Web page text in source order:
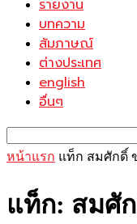
รายงาน
บทความ
สัมภาษณ์
ต่างประเทศ
english
อื่นๆ
หน้าแรก แท็ก สมศักดิ์
แท็ก: สมศั